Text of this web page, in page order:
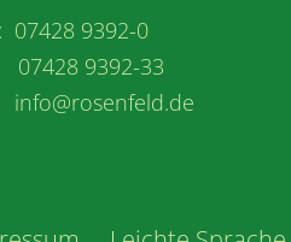
07428 9392-0
9392-33